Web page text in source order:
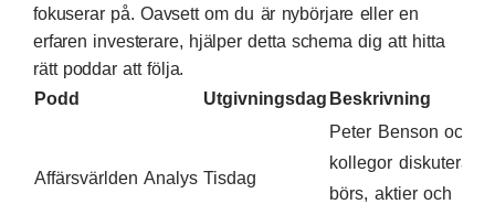
fokuserar på. Oavsett om du är nybörjare eller en
erfaren investerare, hjälper detta schema dig att hitta
rätt poddar att följa.
Podd
Utgivningsdag Beskrivning
Affärsvärlden Analys Tisdag
Peter Benson och
kollegor diskuterar
börs, aktier och